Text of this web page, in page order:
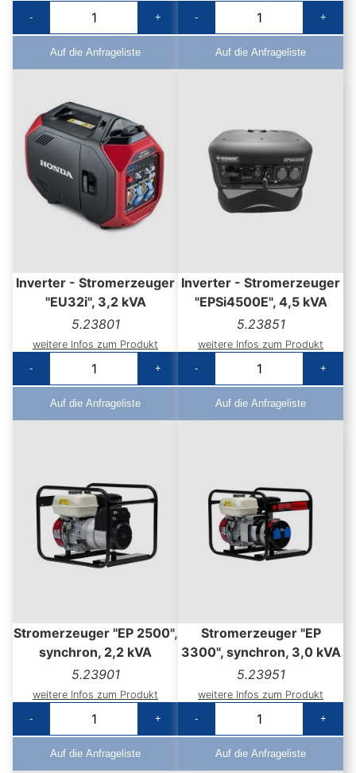
-
+
Auf die Anfrageliste
-
+
Auf die Anfrageliste
Inverter - Stromerzeuger
"EU32i", 3,2 kVA
5.23801
weitere Infos zum Produkt
-
+
Auf die Anfrageliste
Inverter - Stromerzeuger
"EPSi4500E", 4,5 kVA
5.23851
weitere Infos zum Produkt
-
+
Auf die Anfrageliste
Stromerzeuger "EP 2500",
synchron, 2,2 kVA
5.23901
weitere Infos zum Produkt
-
+
Auf die Anfrageliste
Stromerzeuger "EP
3300", synchron, 3,0 kVA
5.23951
weitere Infos zum Produkt
-
+
Auf die Anfrageliste